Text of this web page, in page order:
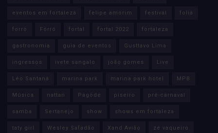
eventos em fortaleza felipe amorim festival folia
forro Forró fortal fortal 2022 fortaleza
gastronomia guia de eventos Gusttavo Lima
ingressos ivete sangalo joão gomes Live
Léo Santana marina park marina park hotel MPB
Música nattan Pagode piseiro pré-carnaval
samba Sertanejo show shows em fortaleza
taty girl Wesley Safadão Xand Avião zé vaqueiro